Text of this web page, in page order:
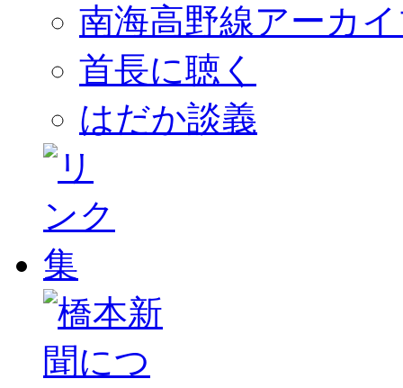
南海高野線アーカ
首長に聴く
はだか談義